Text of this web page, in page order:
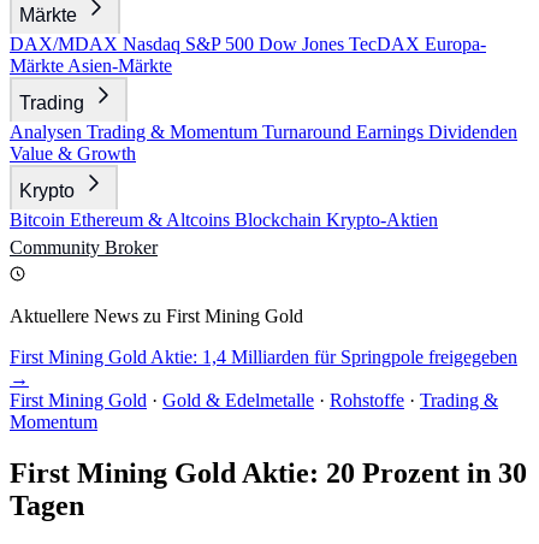
Märkte
DAX/MDAX Nasdaq S&P 500 Dow Jones TecDAX Europa-
Märkte Asien-Märkte
Trading
Analysen Trading & Momentum Turnaround Earnings Dividenden
Value & Growth
Krypto
Bitcoin Ethereum & Altcoins Blockchain Krypto-Aktien
Community Broker
Aktuellere News zu First Mining Gold
First Mining Gold Aktie: 1,4 Milliarden für Springpole freigegeben
→
First Mining Gold · Gold & Edelmetalle · Rohstoffe · Trading &
Momentum
First Mining Gold Aktie: 20 Prozent in 30
Tagen